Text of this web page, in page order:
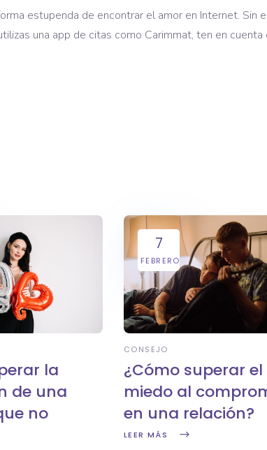
estupenda de encontrar el amor en Internet. Sin
una app de citas como Carimmat, ten en
la
de una
no
7
FEBRERO
CONSEJO
¿Cómo superar el
miedo al
en una relación?
LEER MÁS